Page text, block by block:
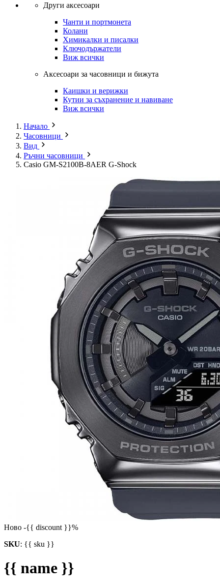
Други аксесоари
Чанти и портмонета
Колани
Химикалки и писалки
Ключодържатели
Виж всички
Аксесоари за часовници и бижута
Каишки и верижки
Кутии за съхранение и навиване
Виж всички
Начало
Часовници
Вид
Ръчни часовници
Casio GM-S2100B-8AER G-Shock
Ново -{{ discount }}%
SKU: {{ sku }}
{{ name }}